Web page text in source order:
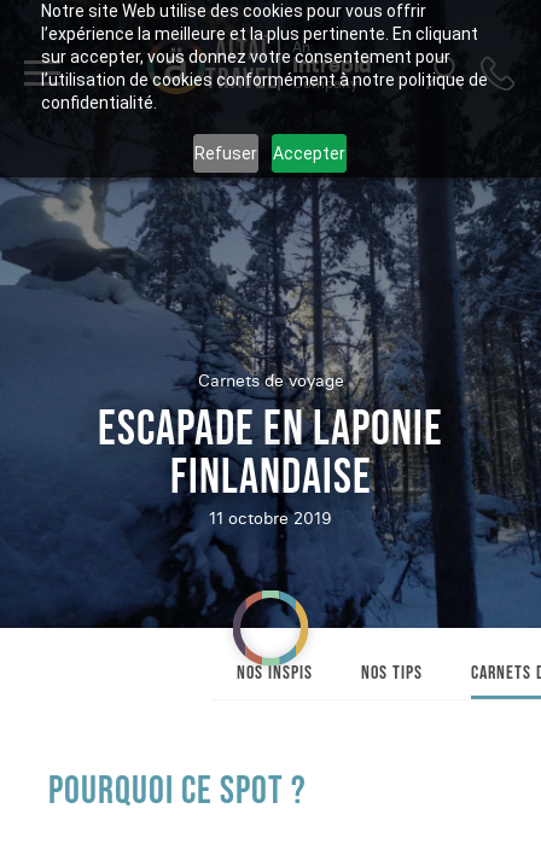
Notre site Web utilise des cookies pour vous offrir
l’expérience la meilleure et la plus pertinente. En cliquant
sur accepter, vous donnez votre consentement pour
l’utilisation de cookies conformément à notre politique de
confidentialité.
Refuser Accepter
ALTAÏ
TRAVEL
An
Intrepid
Company
Carnets de voyage
ESCAPADE EN LAPONIE
FINLANDAISE
11 octobre 2019
NOS INSPIS NOS TIPS CARNETS
POURQUOI CE SPOT ?